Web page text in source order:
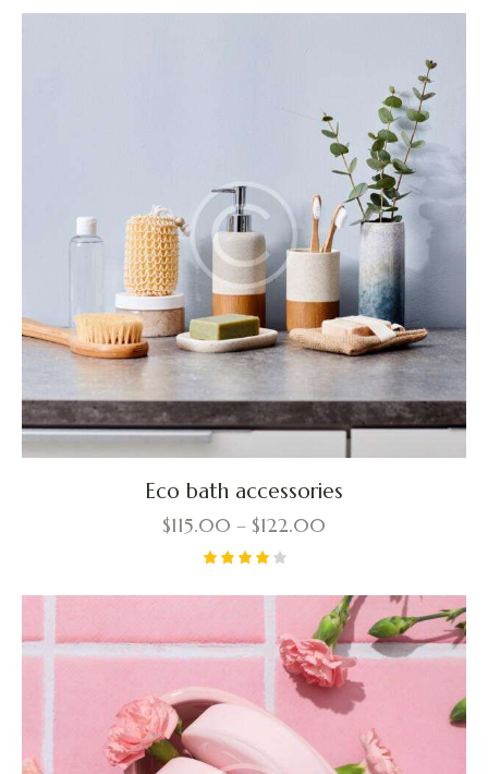
con
Eco bath accessories
$115.00 – $122.00
o con
de 5